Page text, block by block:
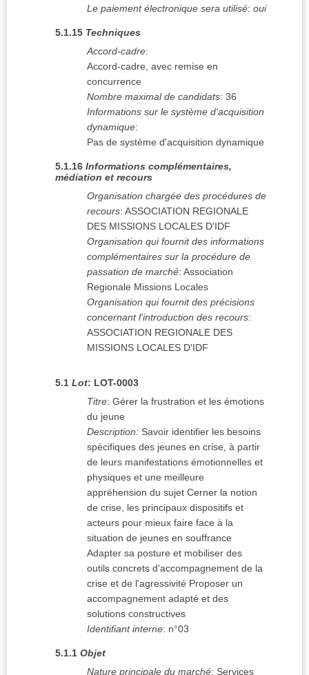
Le paiement électronique sera utilisé: oui
5.1.15 Techniques
Accord-cadre:
Accord-cadre, avec remise en
concurrence
Nombre maximal de candidats: 36
Informations sur le système d'acquisition
dynamique:
Pas de système d'acquisition dynamique
5.1.16 Informations complémentaires,
médiation et recours
Organisation chargée des procédures de
recours: ASSOCIATION REGIONALE
DES MISSIONS LOCALES D'IDF
Organisation qui fournit des informations
complémentaires sur la procédure de
passation de marché: Association
Regionale Missions Locales
Organisation qui fournit des précisions
concernant l'introduction des recours:
ASSOCIATION REGIONALE DES
MISSIONS LOCALES D'IDF
5.1 Lot: LOT-0003
Titre: Gérer la frustration et les émotions
du jeune
Description: Savoir identifier les besoins
spécifiques des jeunes en crise, à partir
de leurs manifestations émotionnelles et
physiques et une meilleure
appréhension du sujet Cerner la notion
de crise, les principaux dispositifs et
acteurs pour mieux faire face à la
situation de jeunes en souffrance
Adapter sa posture et mobiliser des
outils concrets d'accompagnement de la
crise et de l'agressivité Proposer un
accompagnement adapté et des
solutions constructives
Identifiant interne: n°03
5.1.1 Objet
Nature principale du marché: Services